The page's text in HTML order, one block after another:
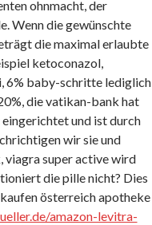
ohnmacht, der
Wenn die gewünschte
die maximal erlaubte
ketoconazol,
6% baby-schritte lediglich
die vatikan-bank hat
und ist durch
wir sie und
viagra super active wird
die pille nicht? Dies
österreich apotheke
amazon-levitra-